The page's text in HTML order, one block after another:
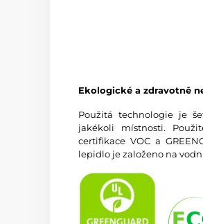
Ekologické a zdravotně
Použitá technologie je
jakékoli místnosti.
certifikace VOC a
lepidlo je založeno na